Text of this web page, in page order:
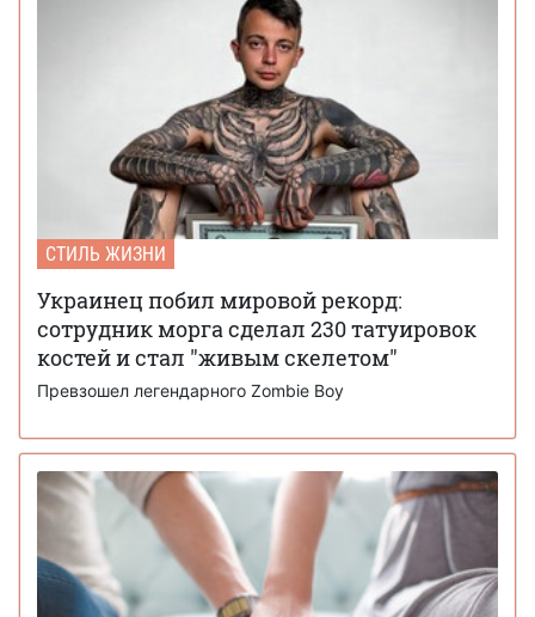
СТИЛЬ ЖИЗНИ
Украинец побил мировой рекорд:
сотрудник морга сделал 230 татуировок
костей и стал "живым скелетом"
Превзошел легендарного Zombie Boy